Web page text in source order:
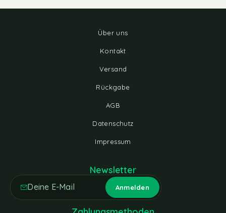
Über uns
Kontakt
Versand
Rückgabe
AGB
Datenschutz
Impressum
Newsletter